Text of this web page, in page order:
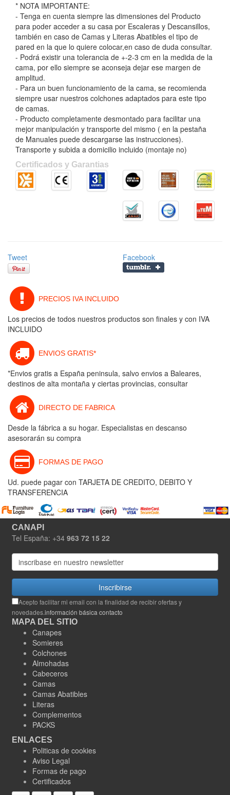
* NOTA IMPORTANTE:
- Tenga en cuenta siempre las dimensiones del Producto
para poder acceder a su casa por Escaleras y Descansillos,
también en caso de Camas y Literas Abatibles el tipo de
pared en la que lo quiere colocar,en caso de duda consultar.
- Podrá existir una tolerancia de +-2-3 cm en la medida de la
cama, por ello siempre se aconseja dejar ese margen de
amplitud.
- Para un buen funcionamiento de la cama, se recomienda
siempre usar nuestros colchones adaptados para este tipo
de camas.
- Producto completamente desmontado para facilitar una
mejor manipulación y transporte del mismo ( en la pestaña
de Manuales puede descargarse las instrucciones).
Transporte y subida a domicilio incluido (montaje no)
Certificados y Garantias
Tweet Facebook
PRECIOS IVA INCLUIDO
Los precios de todos nuestros productos son finales y con IVA
INCLUIDO
ENVIOS GRATIS*
*Envios gratis a España peninsula, salvo envios a Baleares,
destinos de alta montaña y ciertas provincias, consultar
DIRECTO DE FABRICA
Desde la fábrica a su hogar. Especialistas en descanso
asesorarán su compra
FORMAS DE PAGO
Ud. puede pagar con TARJETA DE CREDITO, DEBITO Y
TRANSFERENCIA
CANAPI
Tel España: +34 963 72 15 22
Inscribirse
Acepto facilitar mi email con la finalidad de recibir ofertas y
novedades.información básica contacto
MAPA DEL SITIO
Canapes
Somieres
Colchones
Almohadas
Cabeceros
Camas
Camas Abatibles
Literas
Complementos
PACKS
ENLACES
Politicas de cookies
Aviso Legal
Formas de pago
Certificados